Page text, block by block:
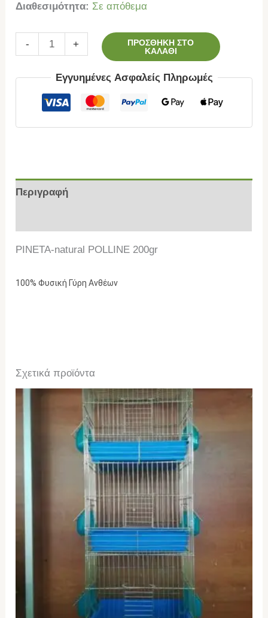
Διαθεσιμότητα: Σε απόθεμα
- +
ΠΡΟΣΘΉΚΗ ΣΤΟ
ΚΑΛΆΘΙ
Εγγυημένες Ασφαλείς Πληρωμές
Περιγραφή
PINETA-natural POLLINE 200gr
100% Φυσική Γύρη Ανθέων
Σχετικά προϊόντα